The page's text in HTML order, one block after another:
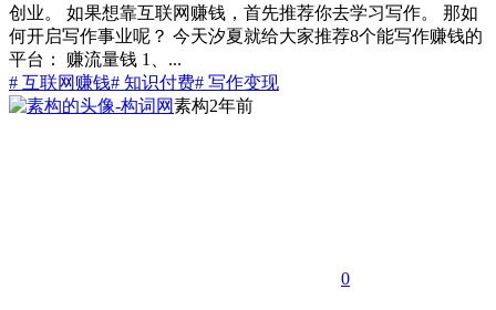
创业。 如果想靠互联网赚钱，首先推荐你去学习写作。 那如
何开启写作事业呢？ 今天汐夏就给大家推荐8个能写作赚钱的
平台： 赚流量钱 1、...
# 互联网赚钱# 知识付费# 写作变现
素构2年前
0